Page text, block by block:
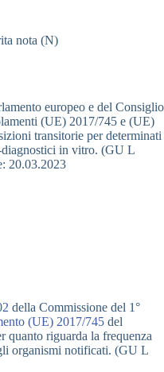
nota (N)
europeo e del Consiglio
(UE) 2017/745 e (UE)
transitorie per determinati
in vitro. (GU L
20.03.2023
della Commissione del 1°
(UE) 2017/745 del
quanto riguarda la frequenza
organismi notificati. (GU L